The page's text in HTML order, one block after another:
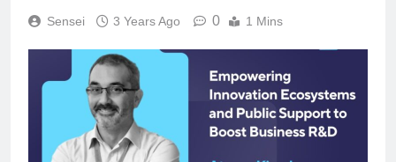
Sensei 3 Years Ago 0 1 Mins